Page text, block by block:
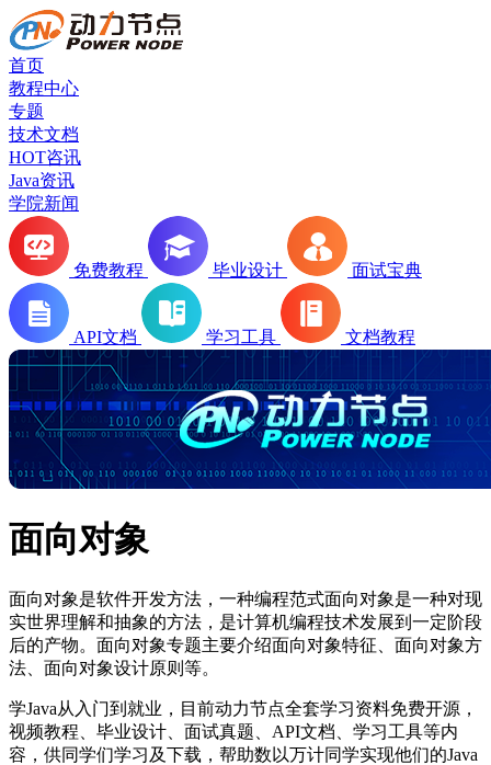
首页
教程中心
专题
技术文档
HOT咨讯
Java资讯
学院新闻
免费教程 毕业设计 面试宝典
API文档 学习工具 文档教程
面向对象
面向对象是软件开发方法，一种编程范式面向对象是一种对现
实世界理解和抽象的方法，是计算机编程技术发展到一定阶段
后的产物。面向对象专题主要介绍面向对象特征、面向对象方
法、面向对象设计原则等。
学Java从入门到就业，目前动力节点全套学习资料免费开源，
视频教程、毕业设计、面试真题、API文档、学习工具等内
容，供同学们学习及下载，帮助数以万计同学实现他们的Java